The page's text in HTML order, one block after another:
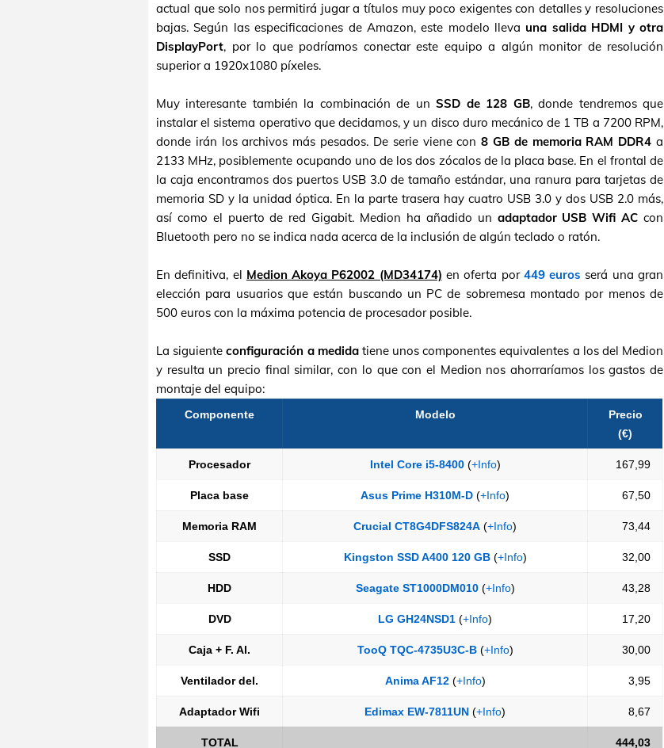
actual que solo nos permitirá jugar a títulos muy poco exigentes con detalles y resoluciones
bajas. Según las especificaciones de Amazon, este modelo lleva una salida HDMI y otra
DisplayPort, por lo que podríamos conectar este equipo a algún monitor de resolución
superior a 1920x1080 píxeles.
Muy interesante también la combinación de unSSD de 128 GB, donde tendremos que
instalar el sistema operativo que decidamos, y un disco duro mecánico de 1 TB a 7200 RPM,
donde irán los archivos más pesados. De serie viene con8 GB de memoria RAM DDR4 a
2133 MHz, posiblemente ocupando uno de los dos zócalos de la placa base. En el frontal de
la caja encontramos dos puertos USB 3.0 de tamaño estándar, una ranura para tarjetas de
memoria SD y la unidad óptica. En la parte trasera hay cuatro USB 3.0 y dos USB 2.0 más,
así como el puerto de red Gigabit. Medion ha añadido un adaptador USB Wifi AC con
Bluetooth pero no se indica nada acerca de la inclusión de algún teclado o ratón.
En definitiva, el Medion Akoya P62002 (MD34174) en oferta por 449 euros será una gran
elección para usuarios que están buscando un PC de sobremesa montado por menos de
500 euros con la máxima potencia de procesador posible.
La siguienteconfiguración a medidatiene unos componentes equivalentes a los del Medion
y resulta un precio final similar, con lo que con el Medion nos ahorraríamos los gastos de
montaje del equipo:
Componente Modelo
Precio
(€)
Procesador Intel Core i5-8400(+Info) 167,99
Placa base Asus Prime H310M-D (+Info) 67,50
Memoria RAM Crucial CT8G4DFS824A (+Info) 73,44
SSD Kingston SSD A400 120 GB(+Info) 32,00
HDD Seagate ST1000DM010(+Info) 43,28
DVD LG GH24NSD1 (+Info) 17,20
Caja + F. Al. TooQ TQC-4735U3C-B(+Info) 30,00
Ventilador del. Anima AF12(+Info) 3,95
Adaptador Wifi Edimax EW-7811UN (+Info) 8,67
TOTAL 444,03